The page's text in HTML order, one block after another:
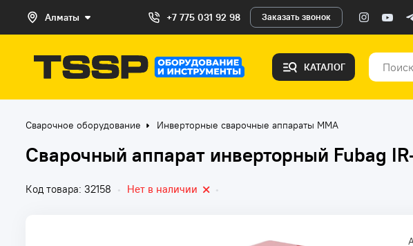
Алматы +7 775 031 92 98 Заказать звонок
КАТАЛОГ
Сварочное оборудование Инверторные сварочные аппараты ММА
Сварочный аппарат инверторный Fubag
Код товара: 32158 • Нет в наличии •